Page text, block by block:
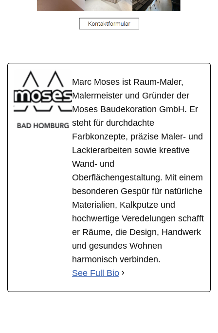
Marc Moses ist Raum-Maler,
Malermeister und Gründer der
Moses Baudekoration GmbH. Er
steht für durchdachte
Farbkonzepte, präzise Maler- und
Lackierarbeiten sowie kreative
Wand- und
Oberflächengestaltung. Mit einem
besonderen Gespür für natürliche
Materialien, Kalkputze und
hochwertige Veredelungen schafft
er Räume, die Design, Handwerk
und gesundes Wohnen
harmonisch verbinden.
See Full Bio